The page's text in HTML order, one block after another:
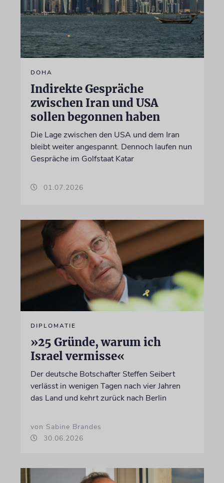
DOHA
Indirekte Gespräche
zwischen Iran und USA
sollen begonnen haben
Die Lage zwischen den USA und dem Iran
bleibt weiter angespannt. Dennoch laufen nun
Gespräche im Golfstaat Katar
01.07.2026
DIPLOMATIE
»25 Gründe, warum ich
Israel vermisse«
Der deutsche Botschafter Steffen Seibert
verlässt in wenigen Tagen nach vier Jahren
das Land und kehrt zurück nach Berlin
von Sabine Brandes
30.06.2026